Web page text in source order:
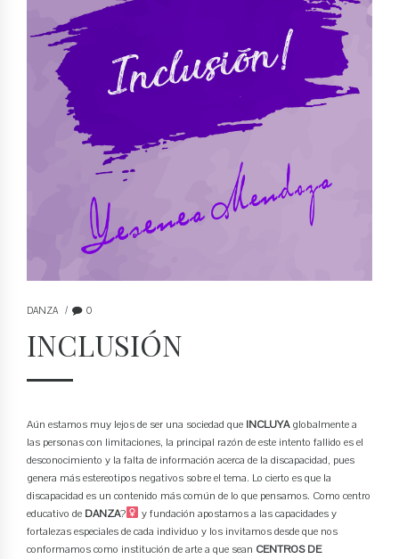
DANZA 0
INCLUSIÓN
Aún estamos muy lejos de ser una sociedad que INCLUYAglobalmente a
las personas con limitaciones, la principal razón de este intento fallido es el
desconocimiento y la falta de información acerca de la discapacidad, pues
genera más estereotipos negativos sobre el tema. Lo cierto es que la
discapacidad es un contenido más común de lo que pensamos. Como centro
educativo de DANZA?‍
y fundación apostamos a las capacidades y
fortalezas especiales de cada individuo y los invitamos desde que nos
conformamos como institución de arte a que sean CENTROS DE